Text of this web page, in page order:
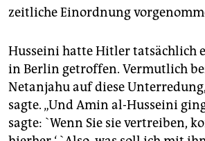
zeitliche Einordnung
Husseini hatte Hitler tatsächlich
in Berlin getroffen. Vermutlich
Netanjahu auf diese
sagte. „Und Amin al-Husseini
sagte: `Wenn Sie sie vertreiben,